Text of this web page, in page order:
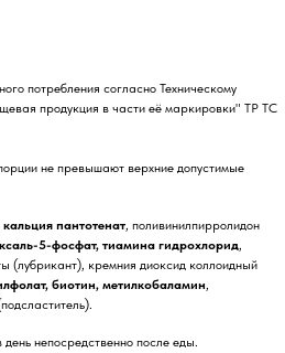
потребления согласно Техническому
продукция в части её маркировки" ТР ТС
не превышают верхние допустимые
пантотенат, поливинилпирролидон
5-фосфат, тиамина гидрохлорид,
(лубрикант), кремния диоксид коллоидный
биотин, метилкобаламин,
непосредственно после еды.